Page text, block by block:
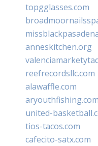
topgglasses.com
anneskitchen.org
reefrecordsllc.com
alawaffle.com
aryouthfishing.com
united-
tios-tacos.com
cafecito-satx.com